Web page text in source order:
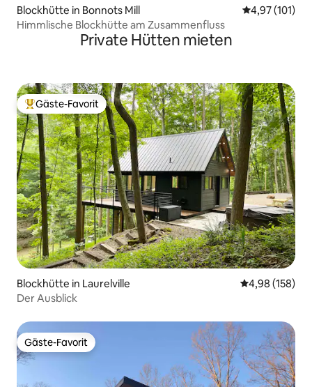
Blockhütte in Bonnots Mill
4,97 (101)
Himmlische Blockhütte am Zusammenfluss
Private Hütten mieten
Beliebter Gäste-Favorit.
Gäste-Favorit
Blockhütte in Laurelville
4,98 (158)
Der Ausblick
Gäste-Favorit
Gäste-Favorit